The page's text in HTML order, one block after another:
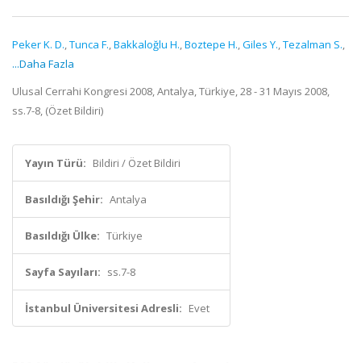
Peker K. D.,Tunca F.,Bakkaloğlu H.,Boztepe H.,Giles Y.,Tezalman S.,
...Daha Fazla
Ulusal Cerrahi Kongresi 2008, Antalya, Türkiye, 28 - 31 Mayıs 2008,
ss.7-8, (Özet Bildiri)
Yayın Türü: Bildiri / Özet Bildiri
Basıldığı Şehir: Antalya
Basıldığı Ülke: Türkiye
Sayfa Sayıları: ss.7-8
İstanbul Üniversitesi Adresli: Evet